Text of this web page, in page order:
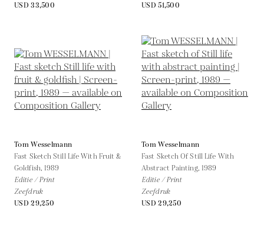
USD 33,500 USD 51,500
Tom Wesselmann
Fast Sketch Still Life With Fruit &
Goldfish, 1989
Editie / Print
Zeefdruk
USD 29,250
Tom Wesselmann
Fast Sketch Of Still Life With
Abstract Painting, 1989
Editie / Print
Zeefdruk
USD 29,250